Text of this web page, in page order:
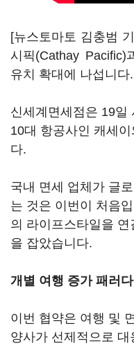
[뉴스토마토 김충범
시픽(Cathay Pacific)
유치 확대에 나섭니다.
신세계면세점은 19일
10대 항공사인 캐세
다.
국내 면세 업체가 글
는 것은 이번이 처음
의 라이프스타일을
을 잡았습니다.
개별 여행 증가 패러
이번 협약은 여행 및
양사가 선제적으로